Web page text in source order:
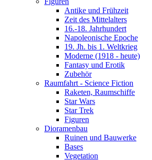
Antike und Frühzeit
Zeit des Mittelalters
16.-18. Jahrhundert
Napoleonische Epoche
19. Jh. bis 1. Weltkrieg
Moderne (1918 - heute)
Fantasy und Erotik
Zubehör
Raumfahrt - Science Fiction
Raketen, Raumschiffe
Star Wars
Star Trek
Figuren
Dioramenbau
Ruinen und Bauwerke
Bases
Vegetation